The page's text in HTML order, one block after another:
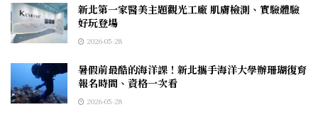
新北第一家醫美主題觀光工廠 肌膚檢測、實驗體驗
好玩登場
2026-05-28
暑假前最酷的海洋課！新北攜手海洋大學辦珊瑚復育
報名時間、資格一次看
2026-05-28